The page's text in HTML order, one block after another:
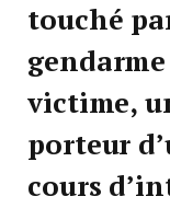
touché
victime,
porteur
cours